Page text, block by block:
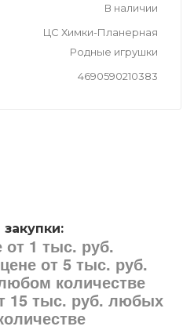
В наличии
ЦС Химки-Планерная
Родные игрушки
4690590210383
от 1 тыс. руб.
от 5 тыс. руб.
количестве
15 тыс. руб. любых